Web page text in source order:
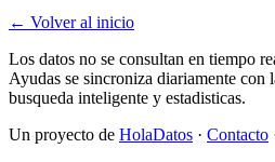
← Volver al inicio
Los datos no se consultan en tiempo
Ayudas se sincroniza diariamente con
busqueda inteligente y estadisticas.
Un proyecto de HolaDatos · Contacto